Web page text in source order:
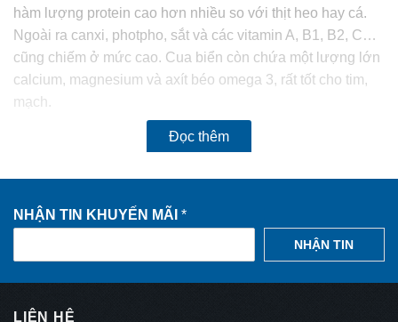
hàm lượng protein cao hơn nhiều so với thịt heo hay cá.
Ngoài ra canxi, photpho, sắt và các vitamin A, B1, B2, C…
cũng chiếm ở mức cao. Cua biển còn chứa một lượng lớn
calcium, magnesium và axít béo omega 3, rất tốt cho tim,
mạch.
Đọc thêm
Số điện thoại*
Địa chỉ giao hàng*
NHẬN TIN KHUYẾN MÃI *
NHẬN TIN
LIÊN HỆ